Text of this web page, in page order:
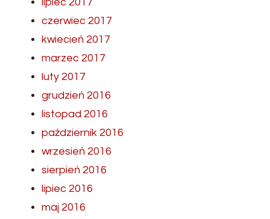
czerwiec 2017
kwiecień 2017
marzec 2017
luty 2017
grudzień 2016
listopad 2016
październik 2016
wrzesień 2016
sierpień 2016
lipiec 2016
maj 2016